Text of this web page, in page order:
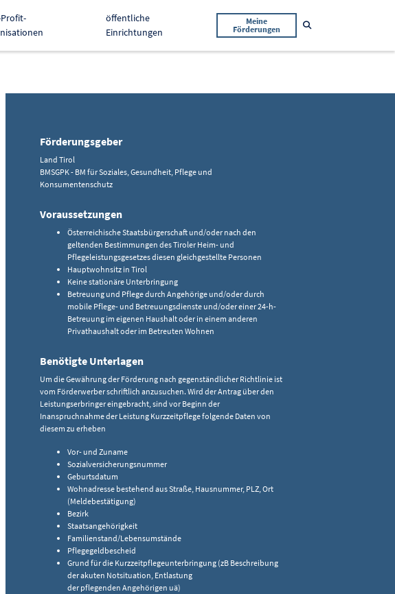
öffentliche
Einrichtungen
Meine
Förderungen
Förderungsgeber
Land Tirol
BMSGPK - BM für Soziales, Gesundheit, Pflege und
Konsumentenschutz
Voraussetzungen
Österreichische Staatsbürgerschaft und/oder nach den
geltenden Bestimmungen des Tiroler Heim- und
Pflegeleistungsgesetzes diesen gleichgestellte Personen
Hauptwohnsitz in Tirol
Keine stationäre Unterbringung
Betreuung und Pflege durch Angehörige und/oder durch
mobile Pflege- und Betreuungsdienste und/oder einer 24-h-
Betreuung im eigenen Haushalt oder in einem anderen
Privathaushalt oder im Betreuten Wohnen
Benötigte Unterlagen
Um die Gewährung der Förderung nach gegenständlicher Richtlinie ist
vom Förderwerber schriftlich anzusuchen. Wird der Antrag über den
Leistungserbringer eingebracht, sind vor Beginn der
Inanspruchnahme der Leistung Kurzzeitpflege folgende Daten von
diesem zu erheben
Vor- und Zuname
Sozialversicherungsnummer
Geburtsdatum
Wohnadresse bestehend aus Straße, Hausnummer, PLZ, Ort
(Meldebestätigung)
Bezirk
Staatsangehörigkeit
Familienstand/Lebensumstände
Pflegegeldbescheid
Grund für die Kurzzeitpflegeunterbringung (zB Beschreibung
der akuten Notsituation, Entlastung
der pflegenden Angehörigen uä)